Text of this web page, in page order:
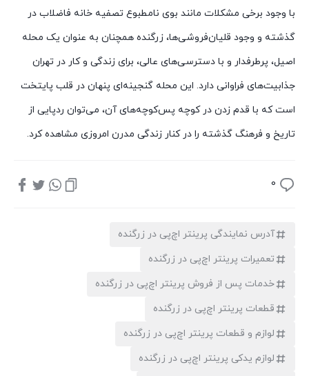
با وجود برخی مشکلات مانند بوی نامطبوع تصفیه خانه فاضلاب در
گذشته و وجود قلیان‌فروشی‌ها، زرگنده همچنان به عنوان یک محله
اصیل، پرطرفدار و با دسترسی‌های عالی، برای زندگی و کار در تهران
جذابیت‌های فراوانی دارد. این محله گنجینه‌ای پنهان در قلب پایتخت
است که با قدم زدن در کوچه پس‌کوچه‌های آن، می‌توان ردپایی از
تاریخ و فرهنگ گذشته را در کنار زندگی مدرن امروزی مشاهده کرد.
0
آدرس نمایندگی پرینتر اچ‌پی در زرگنده
تعمیرات پرینتر اچ‌پی در زرگنده
خدمات پس از فروش پرینتر اچ‌پی در زرگنده
قطعات پرینتر اچ‌پی در زرگنده
لوازم و قطعات پرینتر اچ‌پی در زرگنده
لوازم یدکی پرینتر اچ‌پی در زرگنده